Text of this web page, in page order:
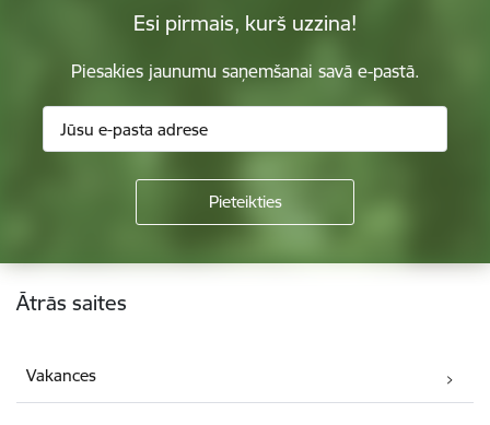
Esi pirmais, kurš uzzina!
Piesakies jaunumu saņemšanai savā e-pastā.
Kājene
Ātrās saites
Vakances